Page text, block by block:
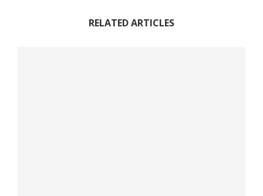
RELATED ARTICLES